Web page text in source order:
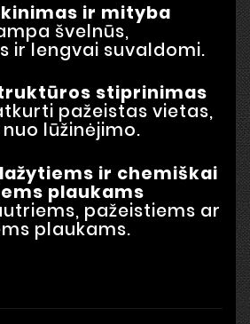
ir mityba
švelnūs,
ir lengvai suvaldomi.
stiprinimas
pažeistas vietas,
lūžinėjimo.
ir chemiškai
plaukams
pažeistiems ar
plaukams.